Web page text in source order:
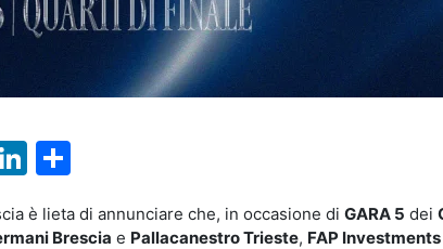
LinkedIn
è lieta di annunciare che, in occasione di GARA 5 dei
Brescia e Pallacanestro Trieste, FAP Investments